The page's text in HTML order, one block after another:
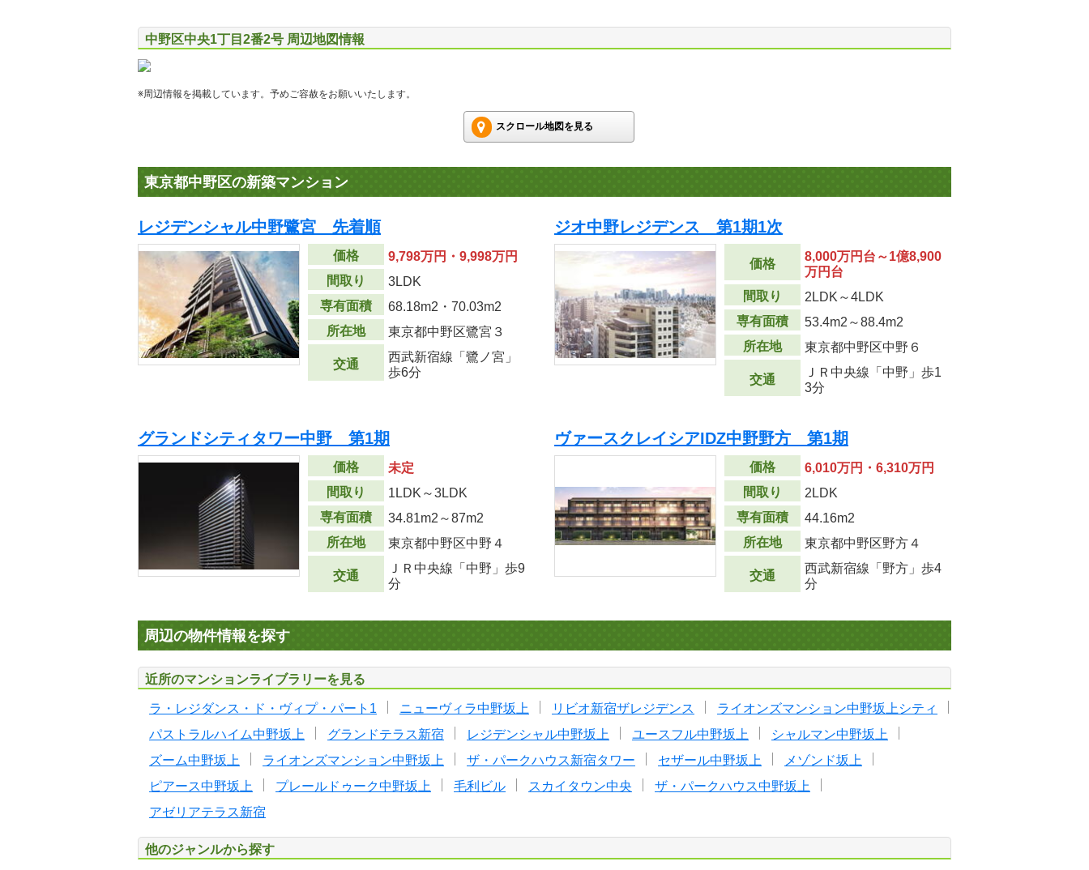
中野区中央1丁目2番2号 周辺地図情報
※周辺情報を掲載しています。予めご容赦をお願いいたします。
スクロール地図を見る
東京都中野区の新築マンション
レジデンシャル中野鷺宮 先着順
価格
9,798万円・9,998万円
間取り
3LDK
専有面積
68.18m2 ・70.03m2
所在地
東京都中野区鷺宮３
交通
西武新宿線「鷺ノ宮」
歩6分
ジオ中野レジデンス 第1期1次
価格
8,000万円台～1億8,900
万円台
間取り
2LDK～4LDK
専有面積
53.4m2 ～88.4m2
所在地
東京都中野区中野６
交通
ＪＲ中央線「中野」歩1
3分
グランドシティタワー中野 第1期
価格
未定
間取り
1LDK～3LDK
専有面積
34.81m2 ～87m2
所在地
東京都中野区中野４
交通
ＪＲ中央線「中野」歩9
分
ヴァースクレイシアIDZ中野野方 第1期
価格
6,010万円・6,310万円
間取り
2LDK
専有面積
44.16m2
所在地
東京都中野区野方４
交通
西武新宿線「野方」歩4
分
周辺の物件情報を探す
近所のマンションライブラリーを見る
ラ・レジダンス・ド・ヴィプ・パート1 ニューヴィラ中野坂上 リビオ新宿ザレジデンス
ライオンズマンション中野坂上シティ
パストラルハイム中野坂上
グランドテラス新宿 レジデンシャル中野坂上 ユースフル中野坂上
シャルマン中野坂上
ズーム中野坂上
ライオンズマンション中野坂上 ザ・パークハウス新宿タワー セザール中野坂上
メゾンド坂上
ピアース中野坂上
プレールドゥーク中野坂上 毛利ビル スカイタウン中央
ザ・パークハウス中野坂上
アゼリアテラス新宿
他のジャンルから探す